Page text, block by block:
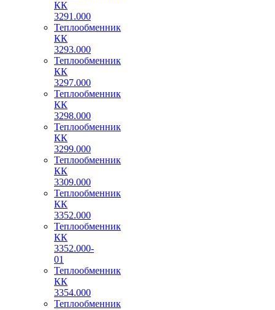
КК
3291.000
Теплообменник
КК
3293.000
Теплообменник
КК
3297.000
Теплообменник
КК
3298.000
Теплообменник
КК
3299.000
Теплообменник
КК
3309.000
Теплообменник
КК
3352.000
Теплообменник
КК
3352.000-
01
Теплообменник
КК
3354.000
Теплообменник